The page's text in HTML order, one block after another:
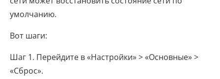
умолчанию.
Вот шаги:
Шаг 1. Перейдите в «Настройки» > «Основные» >
«Сброс».